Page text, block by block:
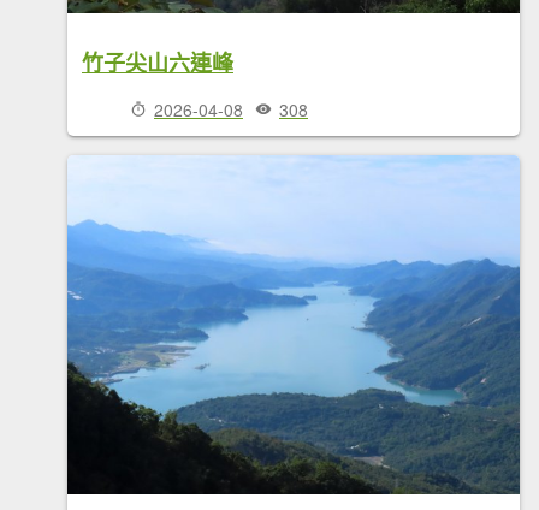
竹子尖山六連峰
2026-04-08 308